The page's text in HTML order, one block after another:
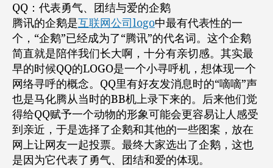
QQ：代表勇气、团结与爱的企鹅
腾讯的企鹅是互联网公司logo中最有代表性的一
个，“企鹅”已经成为了“腾讯”的代名词。这个企鹅
简直就是陪伴我们长大啊，十分有亲切感。其实最
早的时候QQ的LOGO是一个小寻呼机，想体现一个
网络寻呼的概念。QQ里有好友发消息时的“嘀嘀”声
也是马化腾从当时的BB机上录下来的。后来他们觉
得给QQ赋予一个动物的形象可能会更容易让人感受
到亲近，于是选择了企鹅和其他的一些图案，放在
网上让网友一起投票。最终大家选出了企鹅，这也
是因为它代表了勇气、团结和爱的体现。